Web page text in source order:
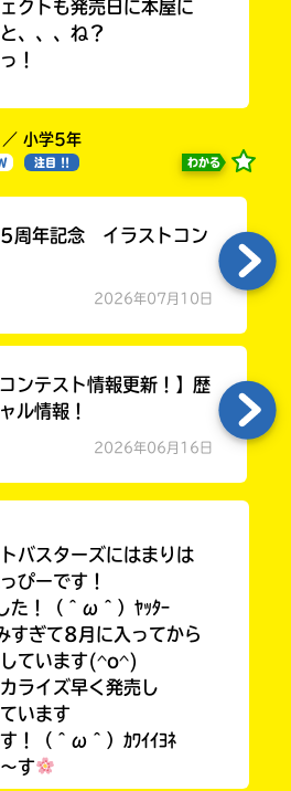
クトも発売日に本屋に
、、、ね？
！
小学5年
注目 !! わかる
5周年記念 イラストコン
2026年07月10日
テスト情報更新！】歴
ル情報！
2026年06月16日
バスターズにはまりは
ぴーです！
た！（＾ω＾）ﾔｯﾀｰ
すぎて8月に入ってから
ています(^o^)
ライズ早く発売し
います
！（＾ω＾）ｶﾜｲｲﾖﾈ
す